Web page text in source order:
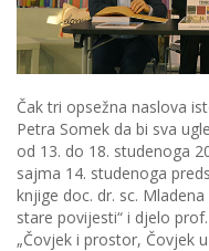
Čak tri opsežna naslova
Petra Somek da bi sva
od 13. do 18. studenoga
sajma 14. studenoga
knjige doc. dr. sc.
stare povijesti“ i djelo
„Čovjek i prostor, Čovjek